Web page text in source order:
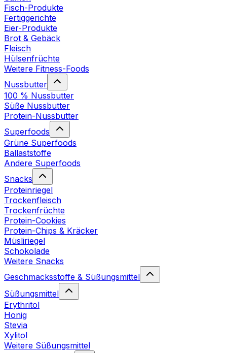
Fisch-Produkte
Fertiggerichte
Eier-Produkte
Brot & Gebäck
Fleisch
Hülsenfrüchte
Weitere Fitness-Foods
Nussbutter
100 % Nussbutter
Süße Nussbutter
Protein-Nussbutter
Superfoods
Grüne Superfoods
Ballaststoffe
Andere Superfoods
Snacks
Proteinriegel
Trockenfleisch
Trockenfrüchte
Protein-Cookies
Protein-Chips & Kräcker
Müsliriegel
Schokolade
Weitere Snacks
Geschmacksstoffe & Süßungsmittel
Süßungsmittel
Erythritol
Honig
Stevia
Xylitol
Weitere Süßungsmittel